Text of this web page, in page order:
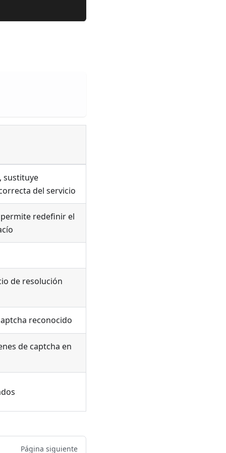
sustituye
del servicio
redefinir el
de resolución
reconocido
de captcha en
Página siguiente